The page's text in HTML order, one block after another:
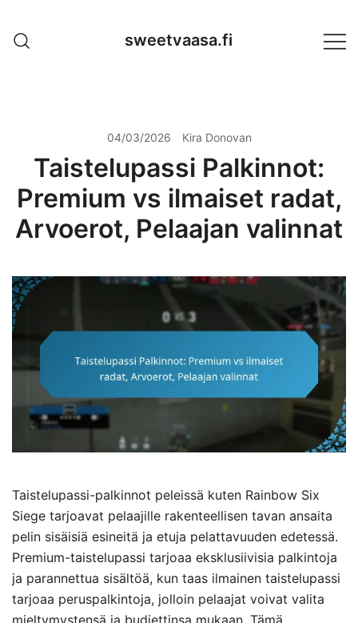
content
sweetvaasa.fi
04/03/2026 Kira Donovan
Taistelupassi Palkinnot:
Premium vs ilmaiset radat,
Arvoerot, Pelaajan valinnat
Taistelupassi-palkinnot peleissä kuten Rainbow Six
Siege tarjoavat pelaajille rakenteellisen tavan ansaita
pelin sisäisiä esineitä ja etuja pelattavuuden edetessä.
Premium-taistelupassi tarjoaa eksklusiivisia palkintoja
ja parannettua sisältöä, kun taas ilmainen taistelupassi
tarjoaa peruspalkintoja, jolloin pelaajat voivat valita
mieltymystensä ja budjettinsa mukaan. Tämä